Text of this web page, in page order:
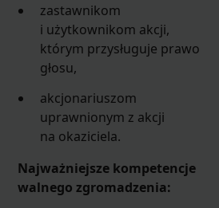
zastawnikom
i użytkownikom akcji,
którym przysługuje prawo
głosu,
akcjonariuszom
uprawnionym z akcji
na okaziciela.
Najważniejsze kompetencje
walnego zgromadzenia: